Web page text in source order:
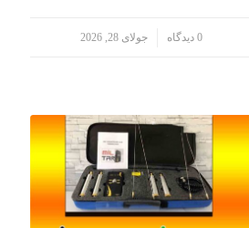
0 دیدگاه جولای 28, 2026